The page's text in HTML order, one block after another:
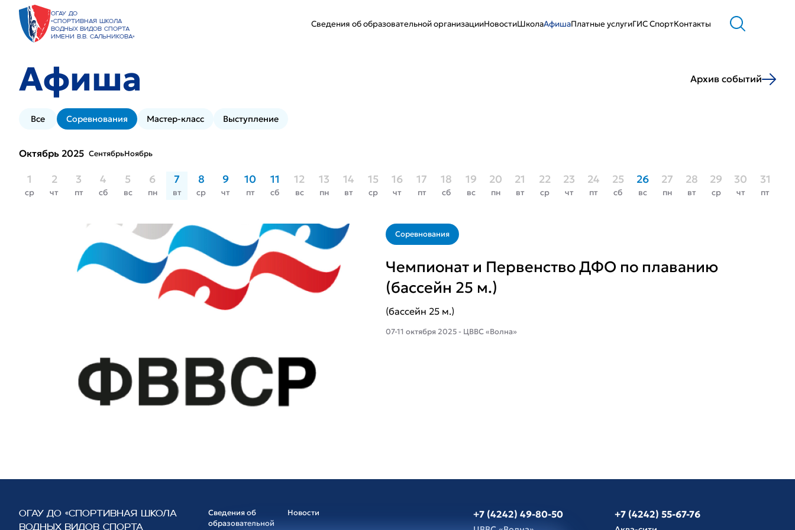
ОГАУ ДО
«Спортивная школа
водных видов спорта
имени В.В. Сальникова»
Сведения об образовательной организацииНовостиШколаАфишаПлатные услугиГИС CпортКонтакты
Афиша Архив событий
Все Соревнования Мастер-класс Выступление
Октябрь 2025 СентябрьНоябрь
1
ср
2
чт
3
пт
4
сб
5
вс
6
пн
7
вт
8
ср
9
чт
10
пт
11
сб
12
вс
13
пн
14
вт
15
ср
16
чт
17
пт
18
сб
19
вс
20
пн
21
вт
22
ср
23
чт
24
пт
25
сб
26
вс
27
пн
28
вт
29
ср
30
чт
31
пт
Соревнования
Чемпионат и Первенство ДФО по плаванию
(бассейн 25 м.)
(бассейн 25 м.)
07-11 октября 2025 - ЦВВС «Волна»
ОГАУ ДО «СПОРТИВНАЯ ШКОЛА
ВОДНЫХ ВИДОВ СПОРТА
Сведения об
образовательной
Новости +7 (4242) 49-80-50 +7 (4242) 55-67-76